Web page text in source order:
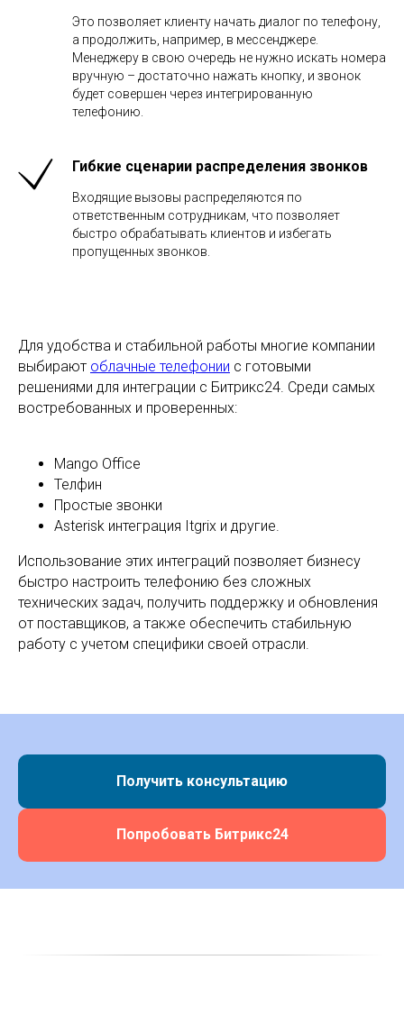
Это позволяет клиенту начать диалог по телефону,
а продолжить, например, в мессенджере.
Менеджеру в свою очередь не нужно искать номера
вручную – достаточно нажать кнопку, и звонок
будет совершен через интегрированную
телефонию.
Гибкие сценарии распределения звонков
Входящие вызовы распределяются по
ответственным сотрудникам, что позволяет
быстро обрабатывать клиентов и избегать
пропущенных звонков.
Для удобства и стабильной работы многие компании
выбирают облачные телефонии с готовыми
решениями для интеграции с Битрикс24. Среди самых
востребованных и проверенных:
Mango Office
Телфин
Простые звонки
Asterisk интеграция Itgrix и другие.
Использование этих интеграций позволяет бизнесу
быстро настроить телефонию без сложных
технических задач, получить поддержку и обновления
от поставщиков, а также обеспечить стабильную
работу с учетом специфики своей отрасли.
Получить консультацию
Попробовать Битрикс24